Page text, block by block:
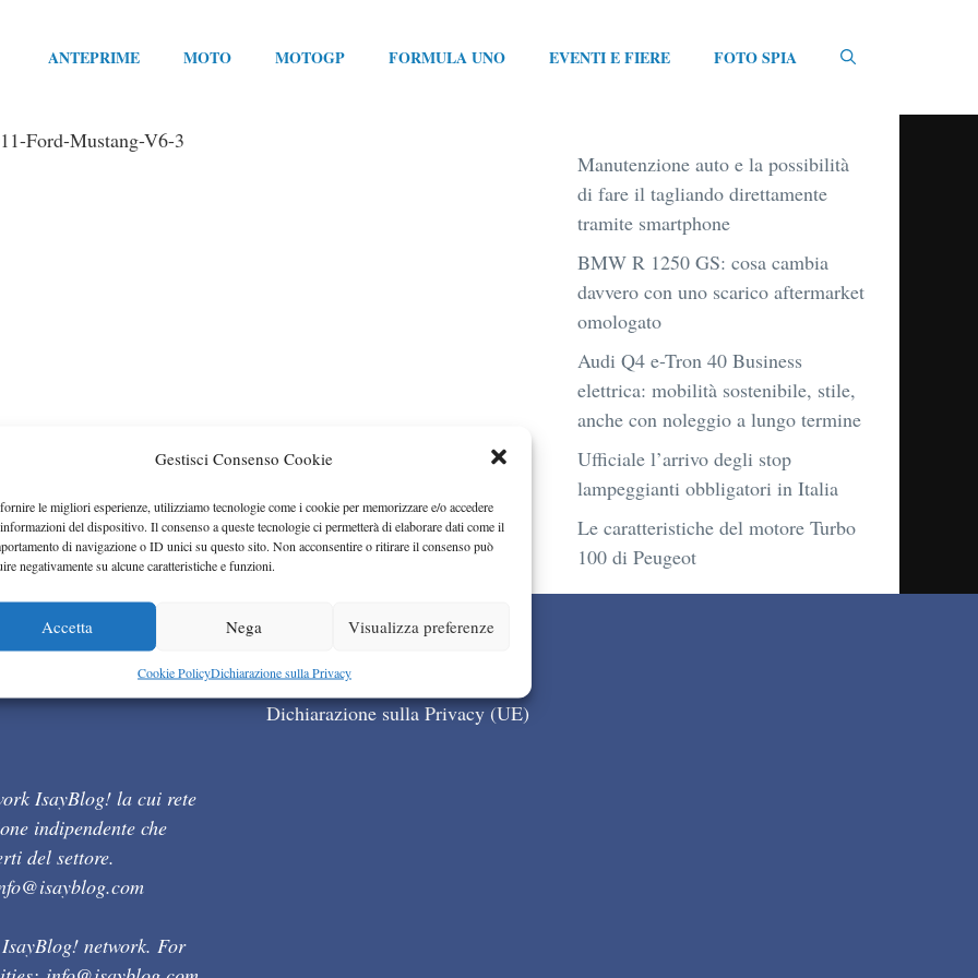
Gestisci Consenso Cookie
le migliori esperienze, utilizziamo tecnologie come i cookie per memorizzare e/o accedere
del dispositivo. Il consenso a queste tecnologie ci permetterà di elaborare dati come il
di navigazione o ID unici su questo sito. Non acconsentire o ritirare il consenso può
negativamente su alcune caratteristiche e funzioni.
Accetta Nega Visualizza preferenze
Cookie PolicyDichiarazione sulla Privacy
ANTEPRIME MOTO MOTOGP FORMULA UNO EVENTI E FIERE FOTO SPIA
Ford-Mustang-V6-3
Manutenzione auto e la possibilità
di fare il tagliando direttamente
tramite smartphone
BMW R 1250 GS: cosa cambia
davvero con uno scarico aftermarket
omologato
Audi Q4 e-Tron 40 Business
elettrica: mobilità sostenibile, stile,
anche con noleggio a lungo termine
Ufficiale l’arrivo degli stop
lampeggianti obbligatori in Italia
Le caratteristiche del motore Turbo
100 di Peugeot
IsayBlog! la cui rete
indipendente che
del settore.
network. For
Cookie Policy (UE)
Dichiarazione sulla Privacy (UE)